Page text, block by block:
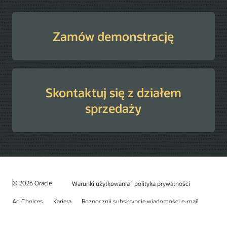
Zamów demonstrację
Skontaktuj się z działem
sprzedaży
© 2026 Oracle Warunki użytkowania i polityka prywatności
Ad Choices Kariera Rozpocznij subskrypcję wiadomości e-mail